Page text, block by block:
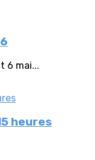
6 mai...
heures